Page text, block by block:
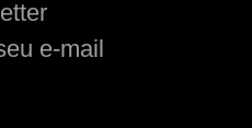
e-mail